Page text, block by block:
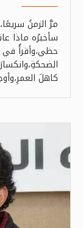
مرَّ الزمنُ
سأخبرُه ماذا
حظي،وأقرأُ
كاهلَ